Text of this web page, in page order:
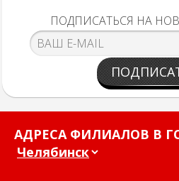
ПОДПИСАТЬСЯ НА
АДРЕСА ФИЛИАЛОВ В